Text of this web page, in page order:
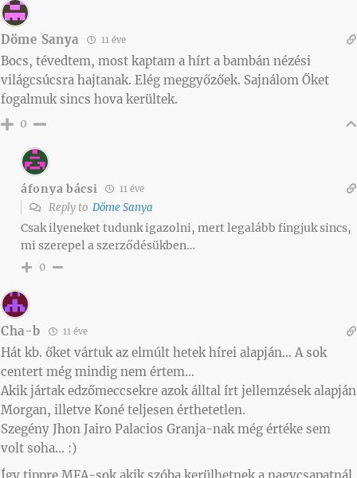
Döme Sanya 11 éve
Bocs, tévedtem, most kaptam a hírt a bambán nézési
világcsúcsra hajtanak. Elég meggyőzőek. Sajnálom Őket
fogalmuk sincs hova kerültek.
0
áfonya bácsi 11 éve
Reply to Döme Sanya
Csak ilyeneket tudunk igazolni, mert legalább fingjuk sincs,
mi szerepel a szerződésükben…
0
Cha-b 11 éve
Hát kb. őket vártuk az elmúlt hetek hírei alapján… A sok
centert még mindig nem értem…
Akik jártak edzőmeccsekre azok álltal írt jellemzések alapján
Morgan, illetve Koné teljesen érthetetlen.
Szegény Jhon Jairo Palacios Granja-nak még értéke sem
volt soha… :)